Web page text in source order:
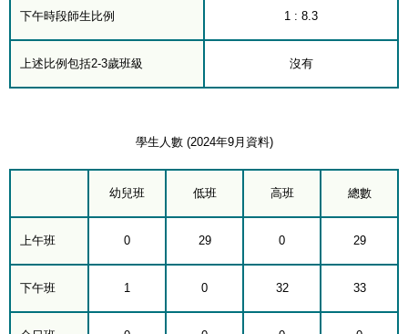
下午時段師生比例 1 : 8.3
上述比例包括2-3歲班級 沒有
學生人數 (2024年9月資料)
幼兒班 低班 高班 總數
上午班 0 29 0 29
下午班 1 0 32 33